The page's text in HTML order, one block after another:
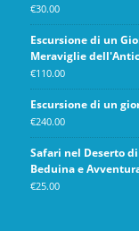
€30.00
Escursione di un
Meraviglie
€110.00
Escursione di un
€240.00
Safari nel Deserto
Beduina e
€25.00